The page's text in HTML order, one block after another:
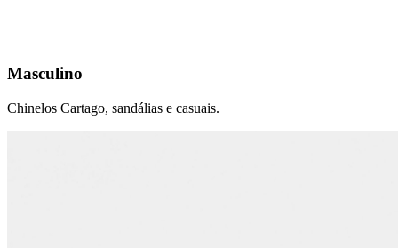
Masculino
Chinelos Cartago, sandálias e casuais.